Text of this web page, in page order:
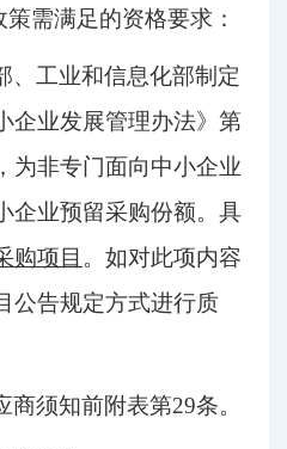
需满足的资格要求：
、工业和信息化部制定
企业发展管理办法》第
为非专门面向中小企业
企业预留采购份额。具
购项目 。如对此项内容
公告规定方式进行质
商须知前附表第29条。